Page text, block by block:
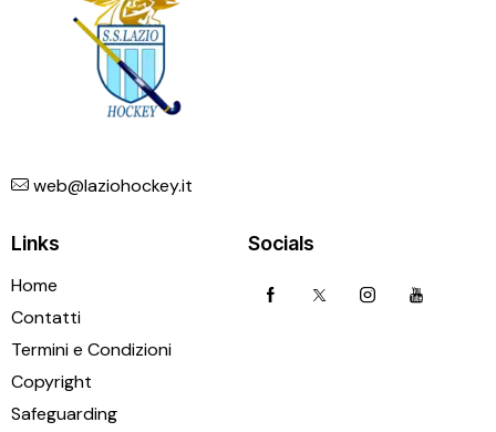
web@laziohockey.it
Links
Home
Contatti
Termini e Condizioni
Copyright
Safeguarding
Socials